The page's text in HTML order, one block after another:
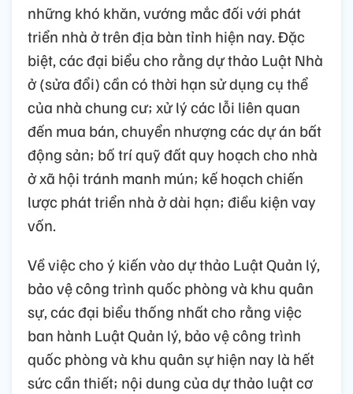
những khó khăn, vướng mắc đối với phát
triển nhà ở trên địa bàn tỉnh hiện nay. Đặc
biệt, các đại biểu cho rằng dự thảo Luật Nhà
ở (sửa đổi) cần có thời hạn sử dụng cụ thể
của nhà chung cư; xử lý các lỗi liên quan
đến mua bán, chuyển nhượng các dự án bất
động sản; bố trí quỹ đất quy hoạch cho nhà
ở xã hội tránh manh mún; kế hoạch chiến
lược phát triển nhà ở dài hạn; điều kiện vay
vốn.
Về việc cho ý kiến vào dự thảo Luật Quản lý,
bảo vệ công trình quốc phòng và khu quân
sự, các đại biểu thống nhất cho rằng việc
ban hành Luật Quản lý, bảo vệ công trình
quốc phòng và khu quân sự hiện nay là hết
sức cần thiết; nội dung của dự thảo luật cơ